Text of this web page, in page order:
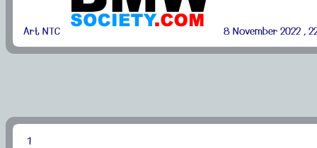
Art NTC 8 November 2022 ,
1